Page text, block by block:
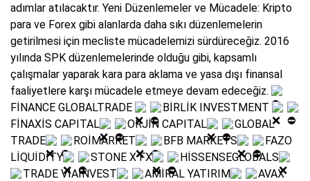
adımlar atılacaktır. Yeni Düzenlemeler ve Mücadele: Kripto
para ve Forex gibi alanlarda daha sıkı düzenlemelerin
getirilmesi için mecliste mücadelemizi sürdüreceğiz. 2016
yılında SPK düzenlemelerinde olduğu gibi, kapsamlı
çalışmalar yaparak kara para aklama ve yasa dışı finansal
faaliyetlere karşı mücadele etmeye devam edeceğiz.
FİNANCE GLOBALTRADE
BİRLİK INVESTMENT
FİNAXİS CAPITAL
ORJİN CAPITAL
GLOBAL
TRADE
ROİMARKET BFB MARKETS
FAZO
LİQUİDİTY
STONE X FX
HİSSENSEGLOBALS
TRADE VİAİNVEST
AMİRAL YATIRIM
AVAX